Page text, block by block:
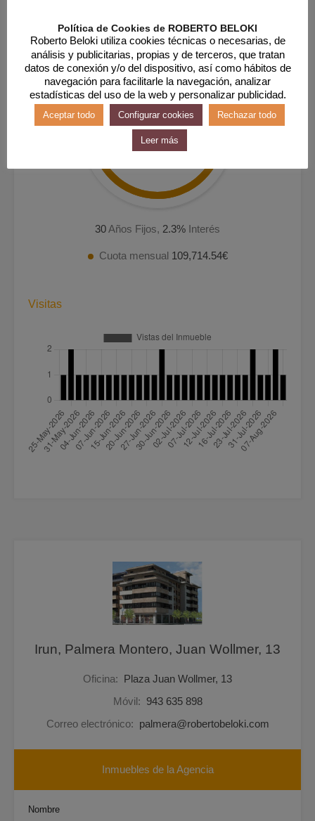
304.76€
al mes
30Años Fijos, 2.3% Interés
Cuota mensual 109,714.54€
Visitas
Irun, Palmera Montero, Juan Wollmer, 13
Oficina: Plaza Juan Wollmer, 13
Móvil: 943 635 898
Correo electrónico: palmera@robertobeloki.com
Inmuebles de la Agencia
Nombre
Política de Cookies de ROBERTO BELOKI
Roberto Beloki utiliza cookies técnicas o necesarias, de
análisis y publicitarias, propias y de terceros, que tratan
datos de conexión y/o del dispositivo, así como hábitos de
navegación para facilitarle la navegación, analizar
estadísticas del uso de la web y personalizar publicidad.
Aceptar todo Configurar cookies Rechazar todo
Leer más